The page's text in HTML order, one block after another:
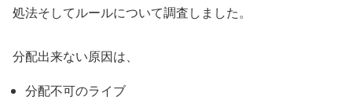
処法そしてルールについて調査しました。
分配出来ない原因は、
分配不可のライブ